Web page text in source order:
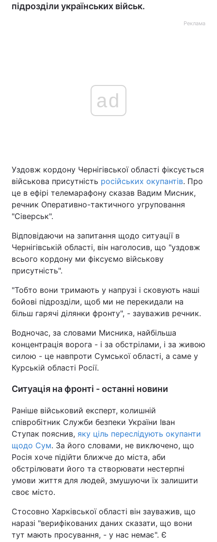
підрозділи українських військ.
Реклама
ad
Уздовж кордону Чернігівської області фіксується
військова присутність російських окупантів. Про
це в ефірі телемарафону сказав Вадим Мисник,
речник Оперативно-тактичного угруповання
"Сіверськ".
Відповідаючи на запитання щодо ситуації в
Чернігівській області, він наголосив, що "уздовж
всього кордону ми фіксуємо військову
присутність".
"Тобто вони тримають у напрузі і сковують наші
бойові підрозділи, щоб ми не перекидали на
більш гарячі ділянки фронту", - зауважив речник.
Водночас, за словами Мисника, найбільша
концентрація ворога - і за обстрілами, і за живою
силою - це навпроти Сумської області, а саме у
Курській області Росії.
Ситуація на фронті - останні новини
Раніше військовий експерт, колишній
співробітник Служби безпеки України Іван
Ступак пояснив, яку ціль переслідують окупанти
щодо Сум. За його словами, не виключено, що
Росія хоче підійти ближче до міста, аби
обстрілювати його та створювати нестерпні
умови життя для людей, змушуючи їх залишити
своє місто.
Стосовно Харківської області він зауважив, що
наразі "верифікованих даних сказати, що вони
тут мають просування, - у нас немає". Є